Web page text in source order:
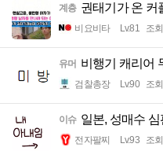
계층 권태기가 온 커
비요비타 Lv.81 조
유머 비행기 캐리어
검찰총장 Lv.90 조
이슈 일본, 성매수
전자팔찌 Lv.93 조